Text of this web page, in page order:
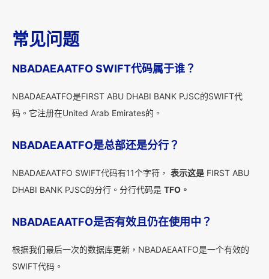
常见问题
NBADAEAATFO SWIFT代码属于谁？
NBADAEAATFO是FIRST ABU DHABI BANK PJSC的SWIFT代
码。它注册在United Arab Emirates的。
NBADAEAATFO是总部还是分行？
NBADAEAATFO SWIFT代码有11个字符， 表示这是 FIRST ABU
DHABI BANK PJSC的分行。分行代码是 TFO。
NBADAEAATFO是否有效且仍在使用中？
根据我们最后一次的数据库更新，NBADAEAATFO是一个有效的
SWIFT代码。